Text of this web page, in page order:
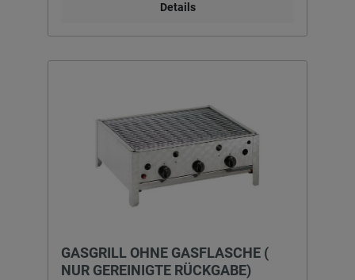
Details
GASGRILL OHNE GASFLASCHE (
NUR GEREINIGTE RÜCKGABE)